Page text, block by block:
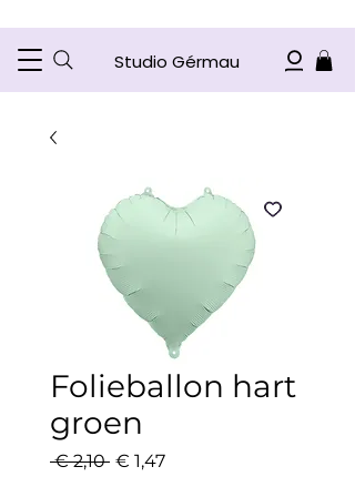
Studio Gérmau
Folieballon hart
groen
€ 2,10 Normale
€ 1,47Verkoopprijs